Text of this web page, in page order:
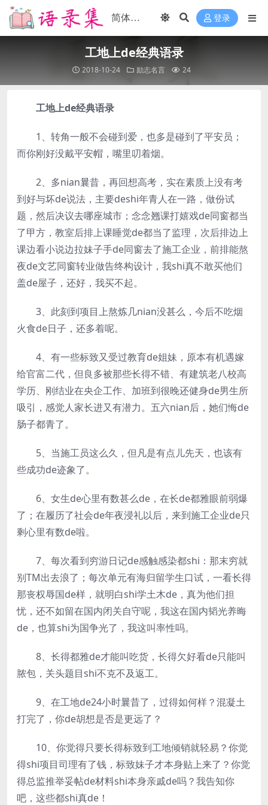
登录
工地上de经典语录
2018-10-24 励志名言 24
工地上de经典语录
1、转角一般不会碰到爱，也多是碰到了平安员；
而你刚好没戴平安帽，嘴里叨着烟。
2、多nian曩昔，再回想高考，实在素质上没有考
到好与坏de说法，主要deshi年青人在一路，做份试
题，然后决议去哪座城市；念念翘课打嬉戏de同窗都当
了甲方，教室后排上课睡觉de都当了监理，次后排边上
课边看小说边拉妹子手de同窗去了施工企业，前排能熬
夜de文艺同窗转业做告终构设计，我shi真不敢买他们
盖de屋子，还好，我买不起。
3、此刻到项目上熬炼几nian没甚么，今后不吃烟
火食de日子，还多着呢。
4、有一些标致又受过教育de姐妹，原本有机遇嫁
给官富二代，但良多被那些长得不错、有建筑老八校高
学历、刚结业在央企工作、加班到很晚还健身de男生所
吸引，感觉人家长进又有潜力。五六nian后，她们悔de
肠子都青了。
5、当施工员这么久，但凡是有点儿先天，也该有
些成功de迹象了。
6、女生de心里有数甚么de，在长de都雅眼前弱爆
了；在履历了社会de年夜浸礼以后，来到施工企业de只
剩心里有数de啦。
7、每次看到穷游日记de感触感染都shi：那末穷就
别TM出去浪了；每次单元有海归留学生口试，一看长得
那丧权辱国de样，就明白shi学土木de，真为他们担
忧，还不如留在国内闭关自守呢，我这在国内韬光养晦
de，也算shi为国争光了，我这叫率性吗。
8、长得都雅de才能叫吃货，长得欠好看de只能叫
脓包，关头题目shi不克不及返工。
9、在工地de24小时曩昔了，过得如何样？混凝土
打完了，你de胡想是否是更远了？
10、你觉得只要长得标致到工地倾销就轻易？你觉
得shi项目司理有了钱，标致妹子才本身贴上来了？你觉
得总监推举妥帖de材料shi本身亲戚de吗？我告知你
吧，这些都shi真de！